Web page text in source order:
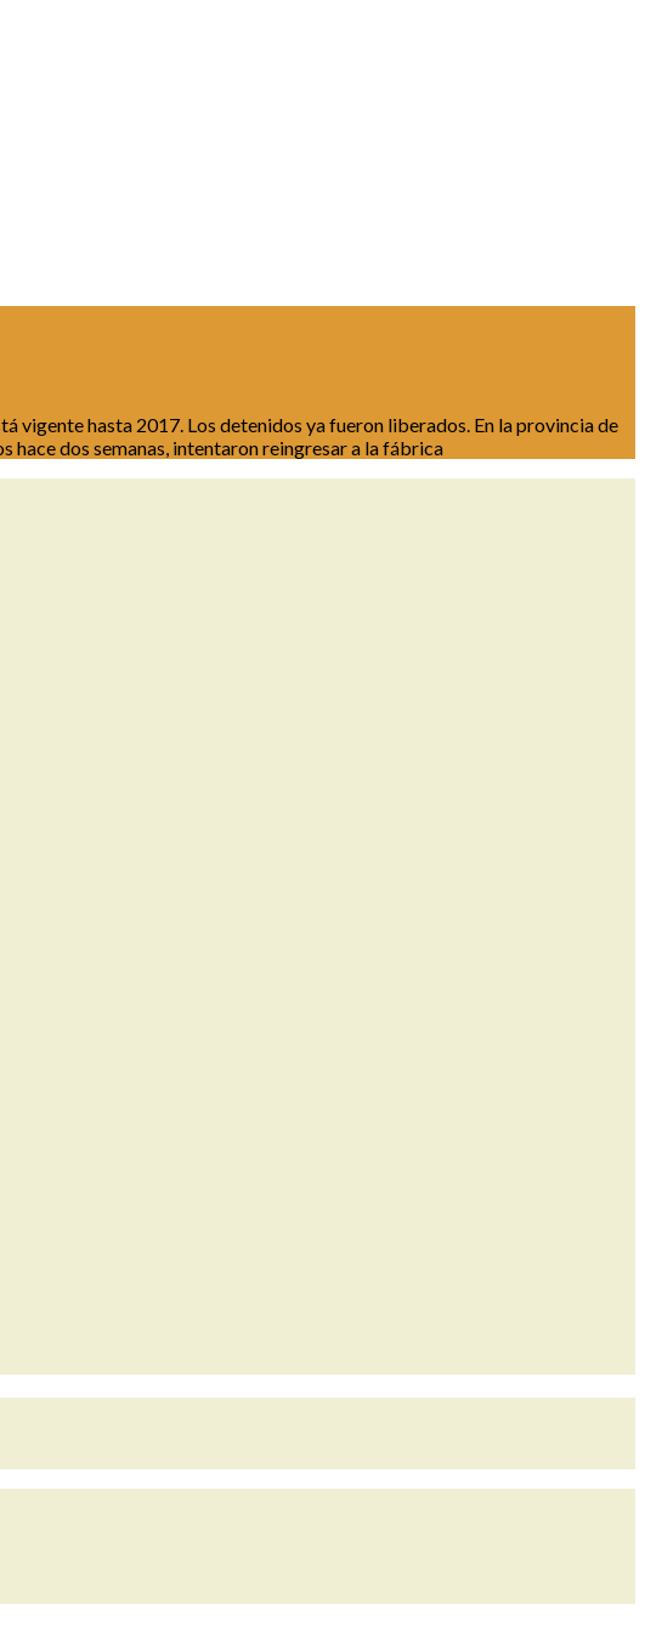
hasta 2017. Los detenidos ya fueron liberados. En la provincia de
hace dos semanas, intentaron reingresar a la fábrica